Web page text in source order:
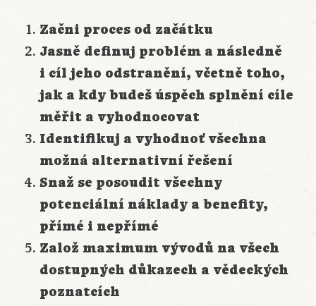
Začni proces od začátku
Jasně definuj problém a následně
i cíl jeho odstranění, včetně toho,
jak a kdy budeš úspěch splnění cíle
měřit a vyhodnocovat
Identifikuj a vyhodnoť všechna
možná alternativní řešení
Snaž se posoudit všechny
potenciální náklady a benefity,
přímé i nepřímé
Založ maximum vývodů na všech
dostupných důkazech a vědeckých
poznatcích